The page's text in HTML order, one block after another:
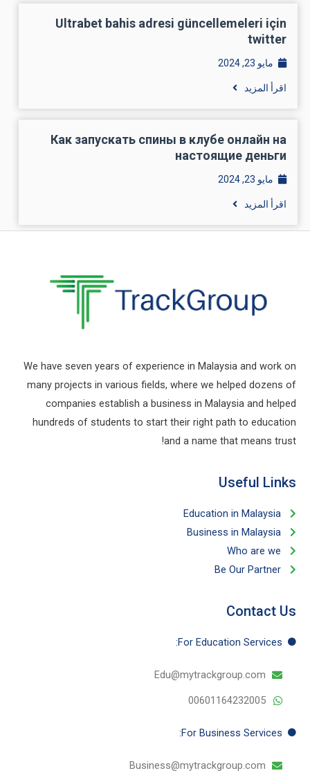
Ultrabet bahis adresi güncellemeleri için
twitter
مايو 23, 2024
اقرأ المزيد
Как запускать спины в клубе онлайн на
настоящие деньги
مايو 23, 2024
اقرأ المزيد
We have seven years of experience in Malaysia and work on
many projects in various fields, where we helped dozens of
companies establish a business in Malaysia and helped
hundreds of students to start their right path to education
and a name that means trust!
Useful Links​
Education in Malaysia
Business in Malaysia​
Who are we
Be Our Partner​
Contact Us
For Education​ Services:
Edu@mytrackgroup.com
00601164232005
For Business​ Services:
Business@mytrackgroup.com